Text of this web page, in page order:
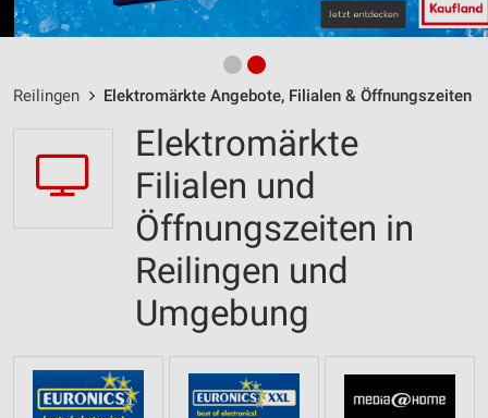
Reilingen Elektromärkte Angebote, Filialen & Öffnungszeiten
Elektromärkte
Filialen und
Öffnungszeiten in
Reilingen und
Umgebung